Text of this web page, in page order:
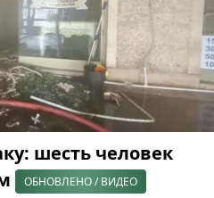
шесть человек
ОБНОВЛЕНО / ВИДЕО